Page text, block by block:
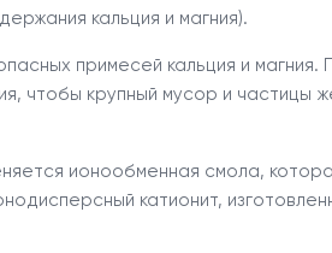
кальция и магния).
примесей кальция и магния.
чтобы крупный мусор и частицы
ионообменная смола,
катионит,